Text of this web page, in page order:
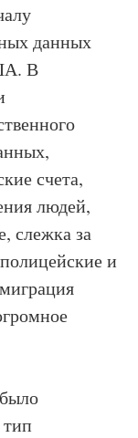
данных
В
счета,
людей,
слежка за
и